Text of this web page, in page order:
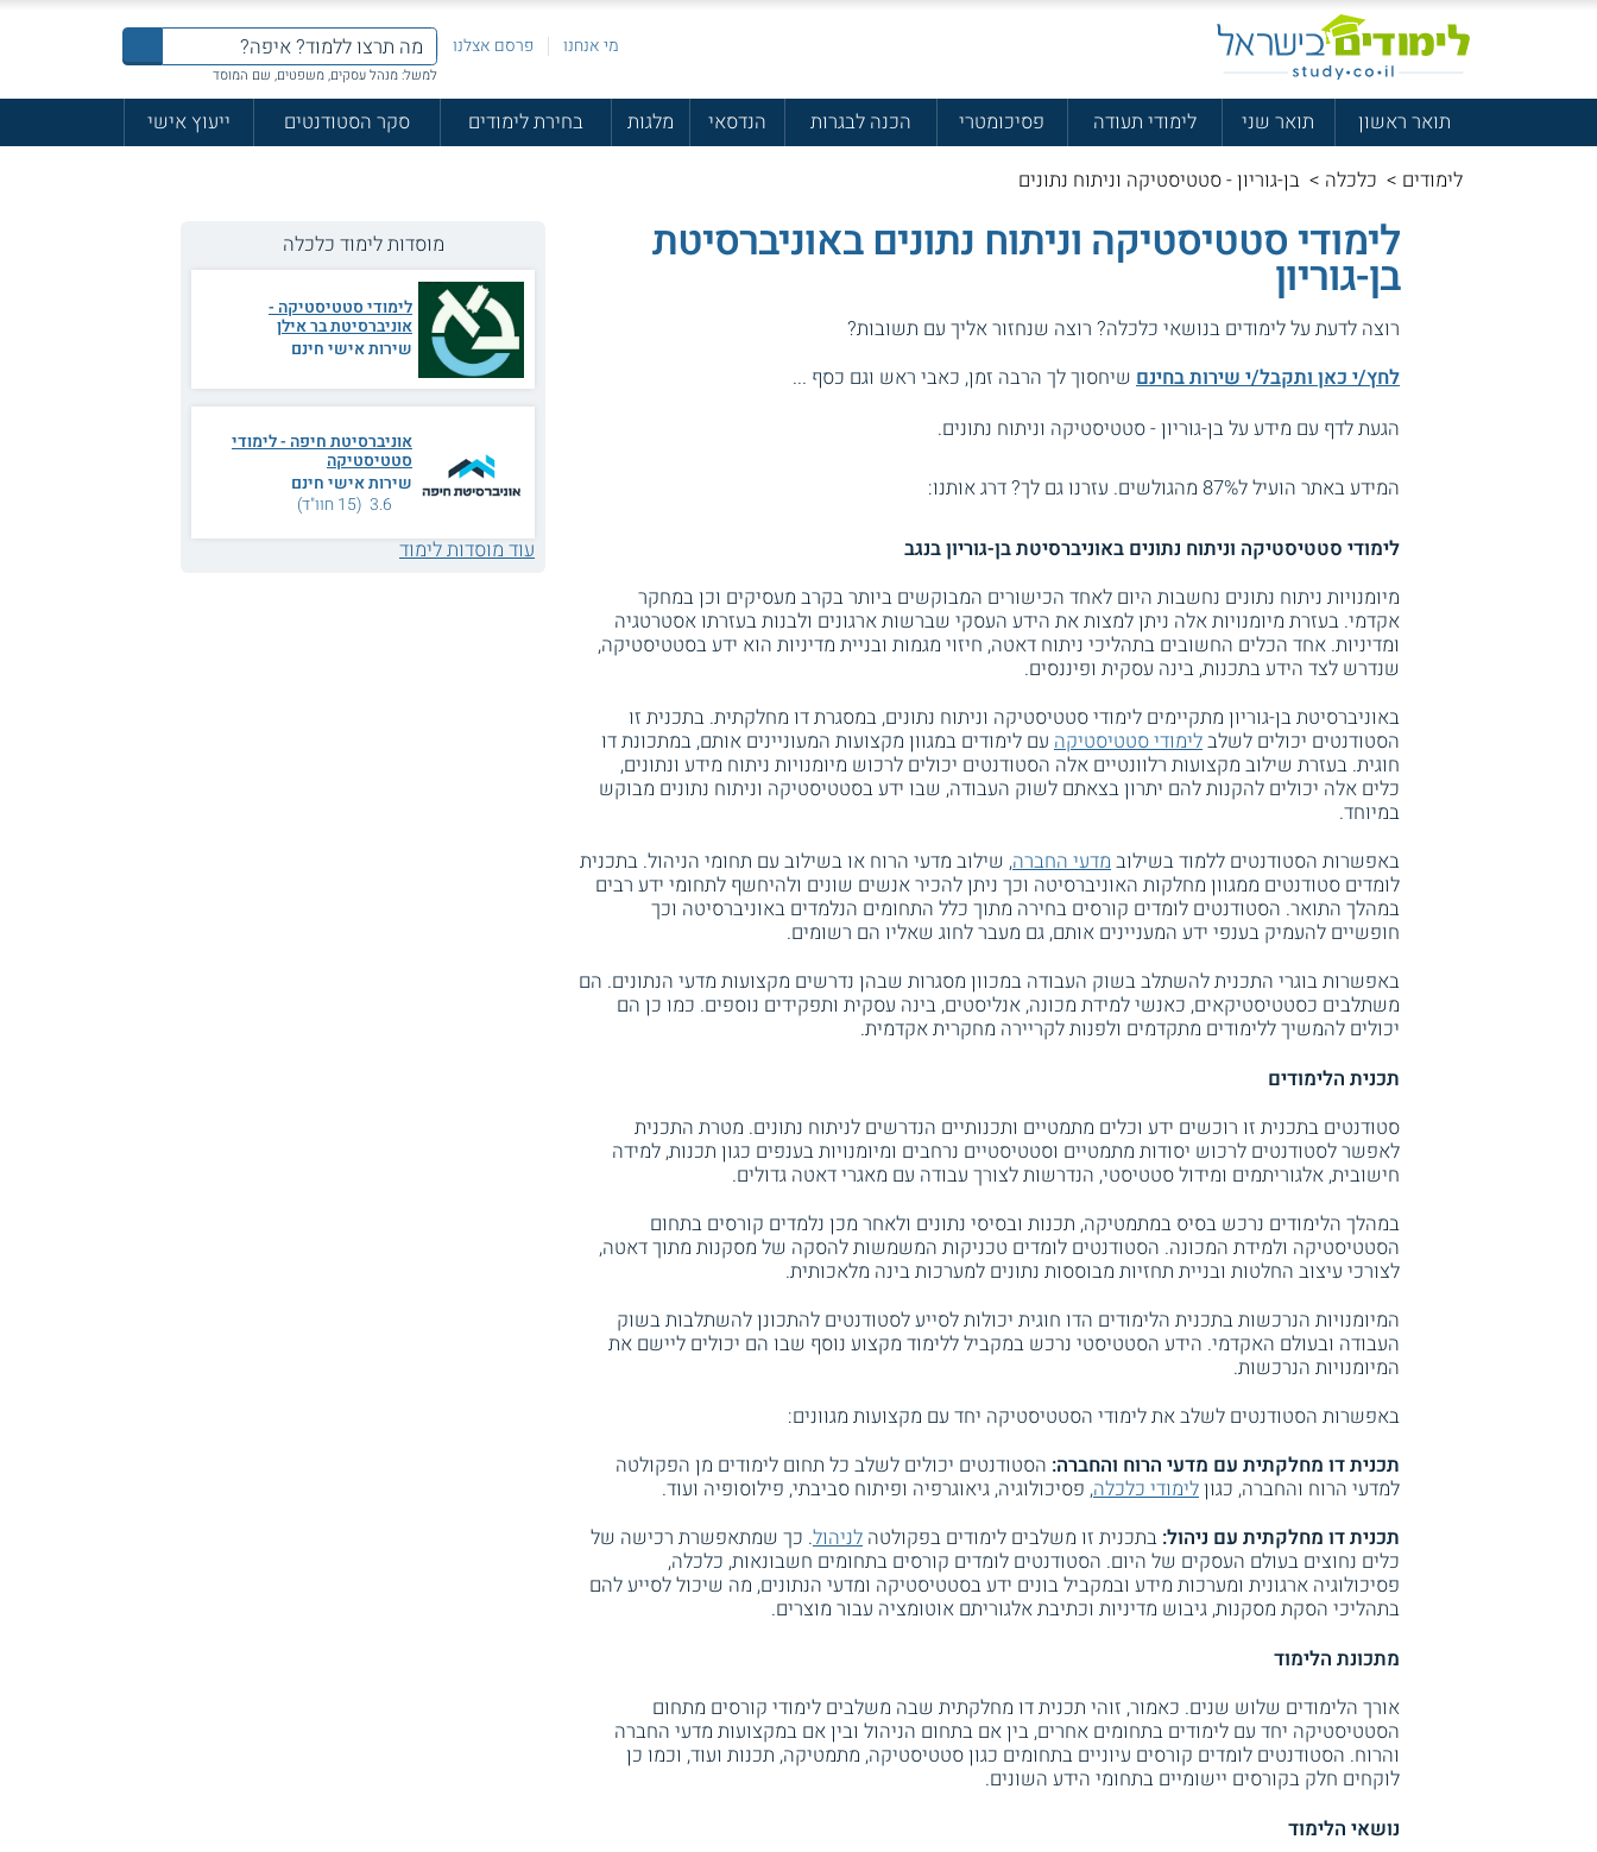
מי אנחנו פרסם אצלנו
למשל: מנהל עסקים, משפטים, שם המוסד
תואר ראשון תואר שני לימודי תעודה פסיכומטרי הכנה לבגרות הנדסאי מלגות בחירת לימודים סקר הסטודנטים
ייעוץ אישי
לימודים > כלכלה > בן-גוריון - סטטיסטיקה וניתוח נתונים
לימודי סטטיסטיקה וניתוח נתונים באוניברסיטת
בן-גוריון
רוצה לדעת על לימודים בנושאי כלכלה? רוצה שנחזור אליך עם תשובות?
לחץ/י כאן ותקבל/י שירות בחינם שיחסוך לך הרבה זמן, כאבי ראש וגם כסף ...
הגעת לדף עם מידע על בן-גוריון - סטטיסטיקה וניתוח נתונים.
המידע באתר הועיל ל87% מהגולשים.
עזרנו גם לך? דרג אותנו:
לימודי סטטיסטיקה וניתוח נתונים באוניברסיטת בן-גוריון בנגב
מיומנויות ניתוח נתונים נחשבות היום לאחד הכישורים המבוקשים ביותר בקרב מעסיקים וכן במחקר
אקדמי. בעזרת מיומנויות אלה ניתן למצות את הידע העסקי שברשות ארגונים ולבנות בעזרתו אסטרטגיה
ומדיניות. אחד הכלים החשובים בתהליכי ניתוח דאטה, חיזוי מגמות ובניית מדיניות הוא ידע בסטטיסטיקה,
שנדרש לצד הידע בתכנות, בינה עסקית ופיננסים.
באוניברסיטת בן-גוריון מתקיימים לימודי סטטיסטיקה וניתוח נתונים, במסגרת דו מחלקתית. בתכנית זו
הסטודנטים יכולים לשלבלימודי סטטיסטיקה עם לימודים במגוון מקצועות המעוניינים אותם, במתכונת דו
חוגית. בעזרת שילוב מקצועות רלוונטיים אלה הסטודנטים יכולים לרכוש מיומנויות ניתוח מידע ונתונים,
כלים אלה יכולים להקנות להם יתרון בצאתם לשוק העבודה, שבו ידע בסטטיסטיקה וניתוח נתונים מבוקש
במיוחד.
באפשרות הסטודנטים ללמוד בשילובמדעי החברה, שילוב מדעי הרוח או בשילוב עם תחומי הניהול. בתכנית
לומדים סטודנטים ממגוון מחלקות האוניברסיטה וכך ניתן להכיר אנשים שונים ולהיחשף לתחומי ידע רבים
במהלך התואר. הסטודנטים לומדים קורסים בחירה מתוך כלל התחומים הנלמדים באוניברסיטה וכך
חופשיים להעמיק בענפי ידע המעניינים אותם, גם מעבר לחוג שאליו הם רשומים.
באפשרות בוגרי התכנית להשתלב בשוק העבודה במכוון מסגרות שבהן נדרשים מקצועות מדעי הנתונים. הם
משתלבים כסטטיסטיקאים, כאנשי למידת מכונה, אנליסטים, בינה עסקית ותפקידים נוספים. כמו כן הם
יכולים להמשיך ללימודים מתקדמים ולפנות לקריירה מחקרית אקדמית.
תכנית הלימודים
סטודנטים בתכנית זו רוכשים ידע וכלים מתמטיים ותכנותיים הנדרשים לניתוח נתונים. מטרת התכנית
לאפשר לסטודנטים לרכוש יסודות מתמטיים וסטטיסטיים נרחבים ומיומנויות בענפים כגון תכנות, למידה
חישובית, אלגוריתמים ומידול סטטיסטי, הנדרשות לצורך עבודה עם מאגרי דאטה גדולים.
במהלך הלימודים נרכש בסיס במתמטיקה, תכנות ובסיסי נתונים ולאחר מכן נלמדים קורסים בתחום
הסטטיסטיקה ולמידת המכונה. הסטודנטים לומדים טכניקות המשמשות להסקה של מסקנות מתוך דאטה,
לצורכי עיצוב החלטות ובניית תחזיות מבוססות נתונים למערכות בינה מלאכותית.
המיומנויות הנרכשות בתכנית הלימודים הדו חוגית יכולות לסייע לסטודנטים להתכונן להשתלבות בשוק
העבודה ובעולם האקדמי. הידע הסטטיסטי נרכש במקביל ללימוד מקצוע נוסף שבו הם יכולים ליישם את
המיומנויות הנרכשות.
באפשרות הסטודנטים לשלב את לימודי הסטטיסטיקה יחד עם מקצועות מגוונים:
תכנית דו מחלקתית עם מדעי הרוח והחברה: הסטודנטים יכולים לשלב כל תחום לימודים מן הפקולטה
למדעי הרוח והחברה, כגוןלימודי כלכלה, פסיכולוגיה, גיאוגרפיה ופיתוח סביבתי, פילוסופיה ועוד.
תכנית דו מחלקתית עם ניהול: בתכנית זו משלבים לימודים בפקולטה לניהול. כך שמתאפשרת רכישה של
כלים נחוצים בעולם העסקים של היום. הסטודנטים לומדים קורסים בתחומים חשבונאות, כלכלה,
פסיכולוגיה ארגונית ומערכות מידע ובמקביל בונים ידע בסטטיסטיקה ומדעי הנתונים, מה שיכול לסייע להם
בתהליכי הסקת מסקנות, גיבוש מדיניות וכתיבת אלגוריתם אוטומציה עבור מוצרים.
מתכונת הלימוד
אורך הלימודים שלוש שנים. כאמור, זוהי תכנית דו מחלקתית שבה משלבים לימודי קורסים מתחום
הסטטיסטיקה יחד עם לימודים בתחומים אחרים, בין אם בתחום הניהול ובין אם במקצועות מדעי החברה
והרוח. הסטודנטים לומדים קורסים עיוניים בתחומים כגון סטטיסטיקה, מתמטיקה, תכנות ועוד, וכמו כן
לוקחים חלק בקורסים יישומיים בתחומי הידע השונים.
נושאי הלימוד
מוסדות לימוד כלכלה
לימודי סטטיסטיקה -
אוניברסיטת בר אילן
שירות אישי חינם
אוניברסיטת חיפה - לימודי
סטטיסטיקה
שירות אישי חינם
3.6 (15 חוו"ד)
עוד מוסדות לימוד